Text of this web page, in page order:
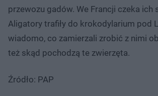
przewozu gadów. We Francji czeka ich
Aligatory trafiły do krokodylarium pod
wiadomo, co zamierzali zrobić z nimi
też skąd pochodzą te zwierzęta.
Źródło: PAP